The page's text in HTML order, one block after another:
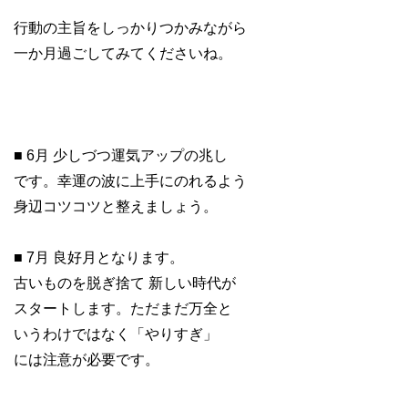
行動の主旨をしっかりつかみながら
一か月過ごしてみてくださいね。
■ 6月 少しづつ運気アップの兆し
です。幸運の波に上手にのれるよう
身辺コツコツと整えましょう。
■ 7月 良好月となります。
古いものを脱ぎ捨て 新しい時代が
スタートします。ただまだ万全と
いうわけではなく「やりすぎ」
には注意が必要です。